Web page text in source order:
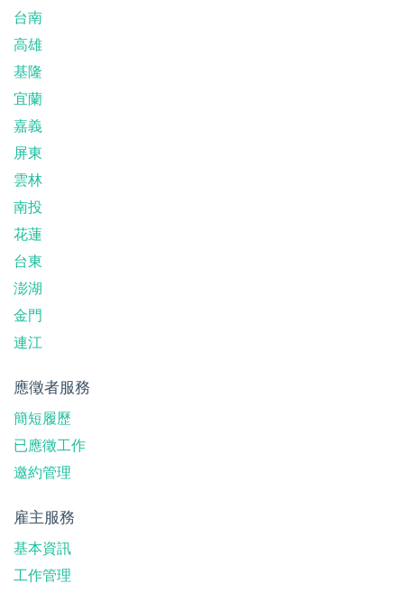
台南
高雄
基隆
宜蘭
嘉義
屏東
雲林
南投
花蓮
台東
澎湖
金門
連江
應徵者服務
簡短履歷
已應徵工作
邀約管理
雇主服務
基本資訊
工作管理